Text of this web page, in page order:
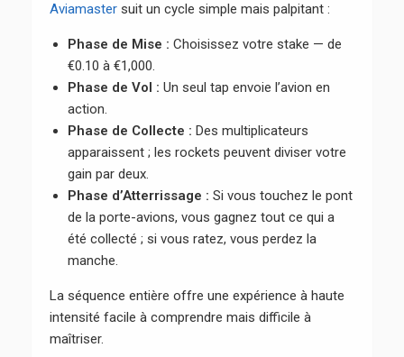
Aviamaster suit un cycle simple mais palpitant :
Phase de Mise : Choisissez votre stake — de
€0.10 à €1,000.
Phase de Vol : Un seul tap envoie l’avion en
action.
Phase de Collecte : Des multiplicateurs
apparaissent ; les rockets peuvent diviser votre
gain par deux.
Phase d’Atterrissage : Si vous touchez le pont
de la porte-avions, vous gagnez tout ce qui a
été collecté ; si vous ratez, vous perdez la
manche.
La séquence entière offre une expérience à haute
intensité facile à comprendre mais difficile à
maîtriser.